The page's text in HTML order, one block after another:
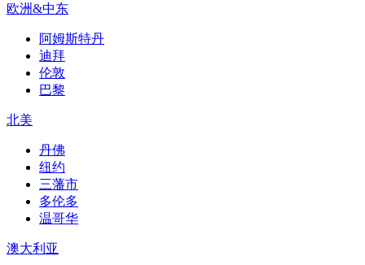
欧洲&中东
阿姆斯特丹
迪拜
伦敦
巴黎
北美
丹佛
纽约
三藩市
多伦多
温哥华
澳大利亚